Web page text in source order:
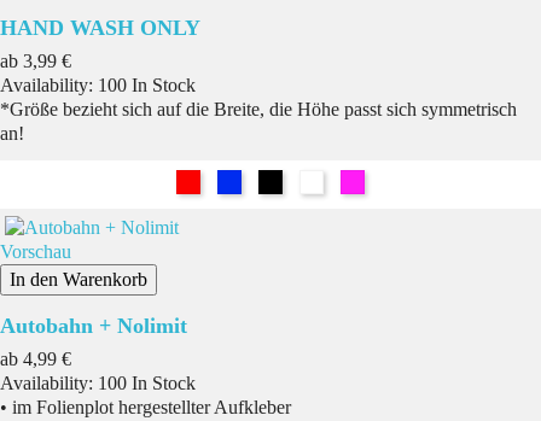
HAND WASH ONLY
ab Preis
3,99 €
Availability: 100 In Stock
*Größe bezieht sich auf die Breite, die Höhe passt sich symmetrisch
an!
Vorschau
In den Warenkorb
Autobahn + Nolimit
ab Preis
4,99 €
Availability: 100 In Stock
• im Folienplot hergestellter Aufkleber